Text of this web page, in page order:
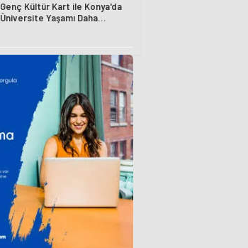
Genç Kültür Kart ile Konya'da
Üniversite Yaşamı Daha